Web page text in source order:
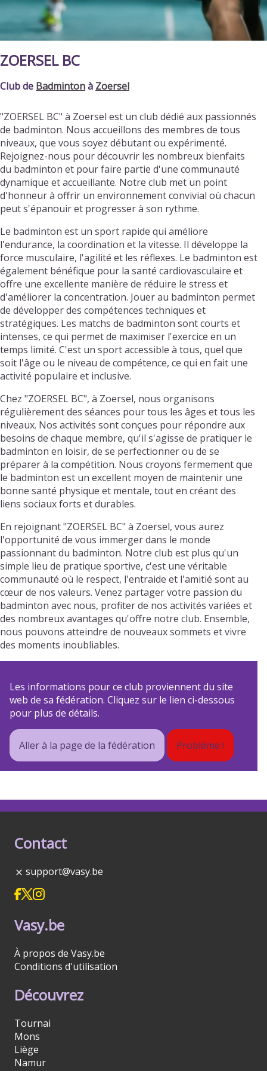
ZOERSEL BC
Club de Badmintonà Zoersel
"ZOERSEL BC" à Zoersel est un club dédié aux passionnés
de badminton. Nous accueillons des membres de tous
niveaux, que vous soyez débutant ou expérimenté.
Rejoignez-nous pour découvrir les nombreux bienfaits
du badminton et pour faire partie d'une communauté
dynamique et accueillante. Notre club met un point
d'honneur à offrir un environnement convivial où chacun
peut s'épanouir et progresser à son rythme.
Le badminton est un sport rapide qui améliore
l'endurance, la coordination et la vitesse. Il développe la
force musculaire, l'agilité et les réflexes. Le badminton est
également bénéfique pour la santé cardiovasculaire et
offre une excellente manière de réduire le stress et
d'améliorer la concentration. Jouer au badminton permet
de développer des compétences techniques et
stratégiques. Les matchs de badminton sont courts et
intenses, ce qui permet de maximiser l'exercice en un
temps limité. C'est un sport accessible à tous, quel que
soit l'âge ou le niveau de compétence, ce qui en fait une
activité populaire et inclusive.
Chez "ZOERSEL BC", à Zoersel, nous organisons
régulièrement des séances pour tous les âges et tous les
niveaux. Nos activités sont conçues pour répondre aux
besoins de chaque membre, qu'il s'agisse de pratiquer le
badminton en loisir, de se perfectionner ou de se
préparer à la compétition. Nous croyons fermement que
le badminton est un excellent moyen de maintenir une
bonne santé physique et mentale, tout en créant des
liens sociaux forts et durables.
En rejoignant "ZOERSEL BC" à Zoersel, vous aurez
l'opportunité de vous immerger dans le monde
passionnant du badminton. Notre club est plus qu'un
simple lieu de pratique sportive, c'est une véritable
communauté où le respect, l'entraide et l'amitié sont au
cœur de nos valeurs. Venez partager votre passion du
badminton avec nous, profiter de nos activités variées et
des nombreux avantages qu'offre notre club. Ensemble,
nous pouvons atteindre de nouveaux sommets et vivre
des moments inoubliables.
Les informations pour ce club proviennent du site
web de sa fédération. Cliquez sur le lien ci-dessous
pour plus de détails.
Aller à la page de la fédération Problème !
Contact
support@vasy.be
Vasy.be
À propos de Vasy.be
Conditions d'utilisation
Découvrez
Tournai
Mons
Liège
Namur